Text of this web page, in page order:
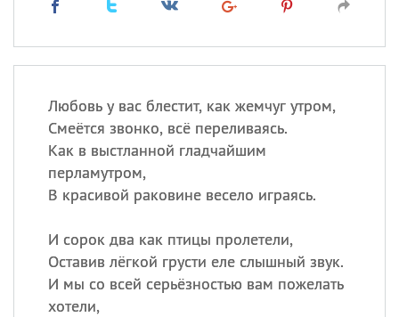
Любовь у вас блестит, как жемчуг утром,
Смеётся звонко, всё переливаясь.
Как в выстланной гладчайшим
перламутром,
В красивой раковине весело играясь.
И сорок два как птицы пролетели,
Оставив лёгкой грусти еле слышный звук.
И мы со всей серьёзностью вам пожелать
хотели,
Кристина
Посмотреть значениеи